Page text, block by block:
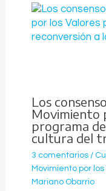
Los
Movimiento
programa
cultura del
3 comentarios /
Movimiento por
Mariano Obarrio